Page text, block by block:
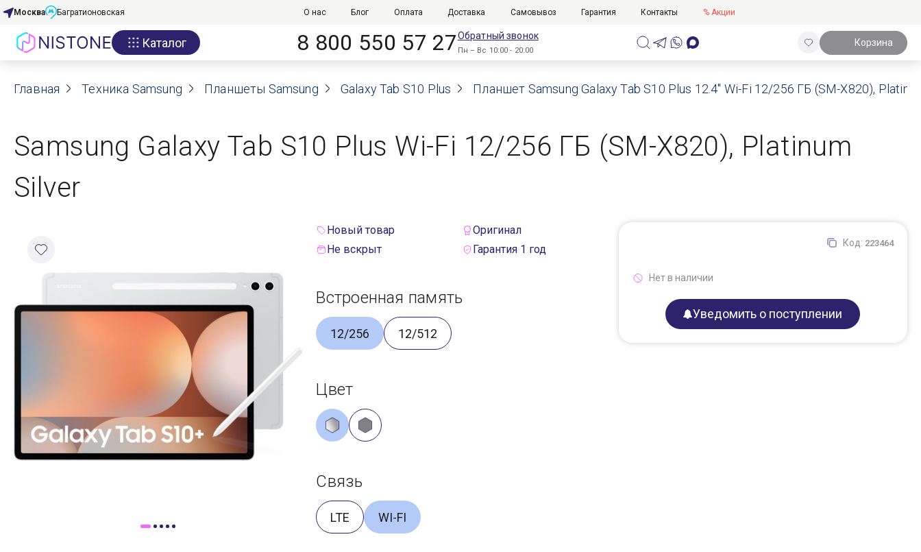
Акции
О нас
Договор оферты
Реквизиты
Оплата
Trade-In
Москва Багратионовская О нас Блог Оплата Доставка Самовывоз Гарантия Контакты % Акции
Каталог 8 800 550 57 27Обратный звонок
Пн – Вс 10:00 - 20:00
Корзина
Главная Техника Samsung Планшеты Samsung Galaxy Tab S10 Plus Планшет Samsung Galaxy Tab S10 Plus 12.4" Wi-Fi 12/256 ГБ (SM-X820),
Samsung Galaxy Tab S10 Plus Wi-Fi 12/256 ГБ (SM-X820), Platinum
Silver
Новый товар
Оригинал
Не вскрыт
Гарантия 1 год
Встроенная память
12/256 12/512
Цвет
Связь
LTE WI-FI
Код: 223464
Нет в наличии
Уведомить о поступлении